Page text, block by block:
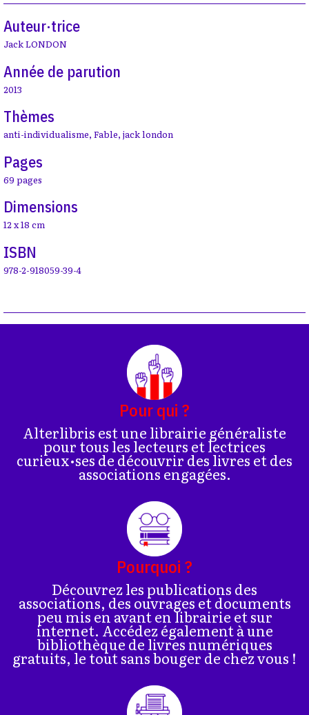
Auteur·trice
Jack LONDON
Année de parution
2013
Thèmes
anti-individualisme, Fable, jack london
Pages
69 pages
Dimensions
12 x 18 cm
ISBN
978-2-918059-39-4
Pour qui ?
Alterlibris est une librairie généraliste
pour tous les lecteurs et lectrices
curieux•ses de découvrir des livres et des
associations engagées.
Pourquoi ?
Découvrez les publications des
associations, des ouvrages et documents
peu mis en avant en librairie et sur
internet. Accédez également à une
bibliothèque de livres numériques
gratuits, le tout sans bouger de chez vous !